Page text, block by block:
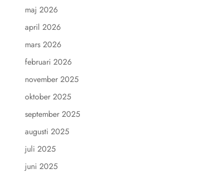
maj 2026
april 2026
mars 2026
februari 2026
november 2025
oktober 2025
september 2025
augusti 2025
juli 2025
juni 2025